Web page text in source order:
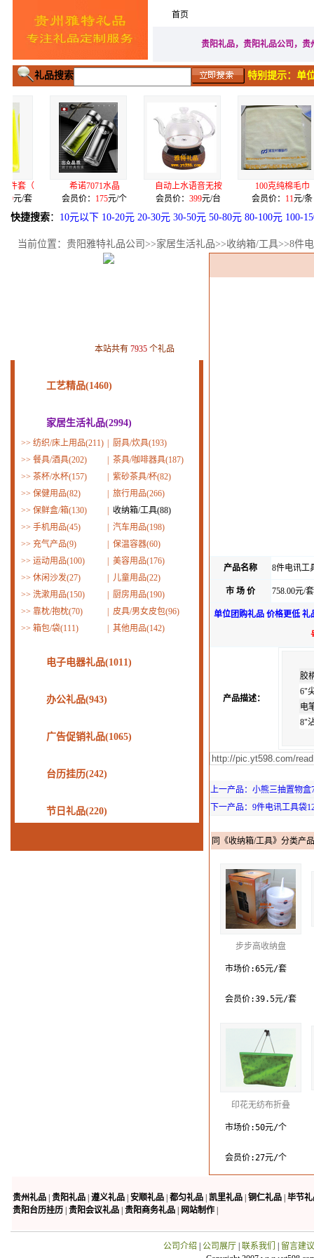
首页
贵阳礼品，贵阳礼品公司，
礼品搜索 特别提示：单
希诺7071水晶
会员价：
175元/个
自动上水语音无按
会员价：
399元/台
100克纯棉毛巾
会员价：
元/条
双
会
快捷搜索： 10元以下 10-20元 20-30元 30-50元 50-80元 80-100元 100-
当前位置： 贵阳雅特礼品公司 >>家居生活礼品>>收纳箱/工具>>8件
产品名称 8件电讯工
市 场 价 758.00元/套
单位团购礼品 价格更低 礼
产品描述：
胶
6"
电
8"
上一产品：小熊三抽置物盒
下一产品：9件电讯工具袋
同《收纳箱/工具》分类产品
步步高收纳盘
市场价:65元/套
会员价:39.5元/套
印花无纺布折叠
市场价:50元/个
会员价:27元/个
本站共有 7935 个礼品
工艺精品(1460)
家居生活礼品(2994)
>> 纺织/床上用品(211)
厨具/炊具(193)
>> 餐具/酒具(202)
茶具/咖啡器具(187)
>> 茶杯/水杯(157)
紫砂茶具/杯(82)
>> 保健用品(82)
旅行用品(266)
>> 保鲜盒/箱(130)
收纳箱/工具(88)
>> 手机用品(45)
汽车用品(198)
>> 充气产品(9)
保温容器(60)
>> 运动用品(100)
美容用品(176)
>> 休闲沙发(27)
儿童用品(22)
>> 洗漱用品(150)
厨房用品(190)
>> 靠枕/抱枕(70)
皮具/男女皮包(96)
>> 箱包/袋(111) 其他用品(142)
电子电器礼品(1011)
办公礼品(943)
广告促销礼品(1065)
台历挂历(242)
节日礼品(220)
贵州礼品 贵阳礼品 遵义礼品 安顺礼品 都匀礼品 凯里礼品 铜仁礼品 毕节
贵阳台历挂历 贵阳会议礼品 贵阳商务礼品 网站制作
公司介绍 公司展厅| 联系我们
留言建议